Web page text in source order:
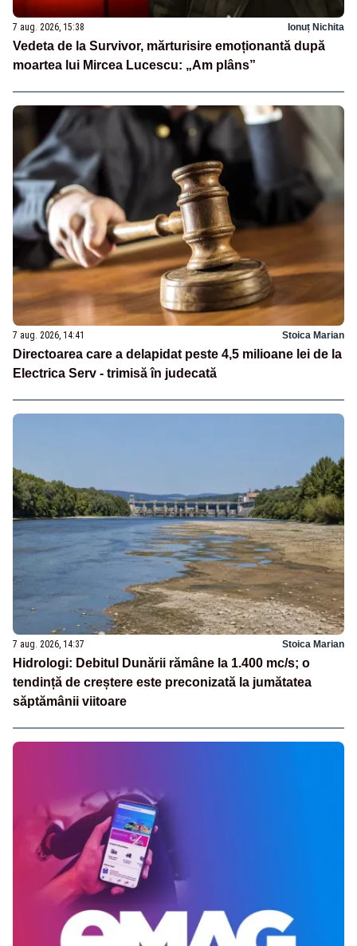
7 aug. 2026, 15:38 Ionuț Nichita
Vedeta de la Survivor, mărturisire emoționantă după
moartea lui Mircea Lucescu: „Am plâns”
7 aug. 2026, 14:41 Stoica Marian
Directoarea care a delapidat peste 4,5 milioane lei de la
Electrica Serv - trimisă în judecată
7 aug. 2026, 14:37 Stoica Marian
Hidrologi: Debitul Dunării rămâne la 1.400 mc/s; o
tendință de creștere este preconizată la jumătatea
săptămânii viitoare